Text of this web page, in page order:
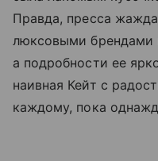
Правда, пресса
люксовыми брендами
а подробности ее
наивная Кейт с
каждому, пока